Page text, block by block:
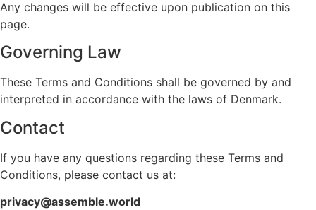
Any changes will be effective upon publication on this
page.
Governing Law
These Terms and Conditions shall be governed by and
interpreted in accordance with the laws of Denmark.
Contact
If you have any questions regarding these Terms and
Conditions, please contact us at:
privacy@assemble.world